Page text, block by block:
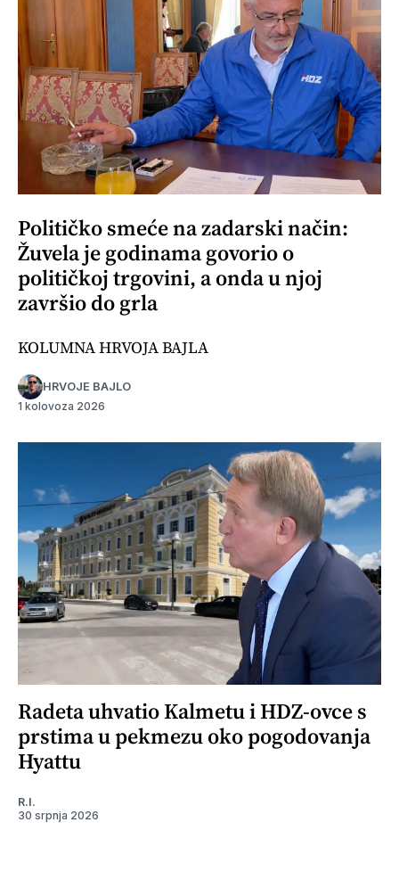
Političko smeće na zadarski način:
Žuvela je godinama govorio o
političkoj trgovini, a onda u njoj
završio do grla
KOLUMNA HRVOJA BAJLA
HRVOJE BAJLO
1 kolovoza 2026
Radeta uhvatio Kalmetu i HDZ-ovce s
prstima u pekmezu oko pogodovanja
Hyattu
R.I.
30 srpnja 2026